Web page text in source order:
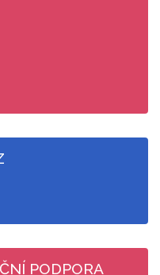
PODPORA